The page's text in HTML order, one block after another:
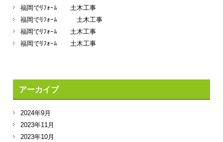
福岡でﾘﾌｫｰﾑ 土木工事
福岡でﾘﾌｫｰﾑ 土木工事
福岡でﾘﾌｫｰﾑ 土木工事
福岡でﾘﾌｫｰﾑ 土木工事
アーカイブ
2024年9月
2023年11月
2023年10月